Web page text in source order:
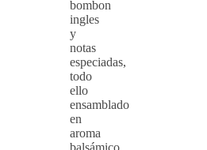
bombon
ingles
y
notas
especiadas,
todo
ello
ensamblado
en
aroma